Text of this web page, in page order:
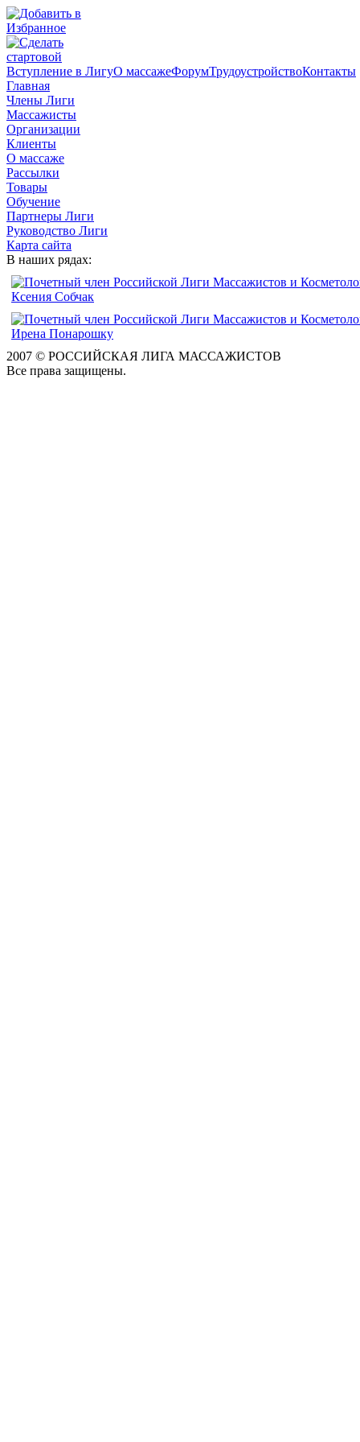
Вступление в ЛигуО массажеФорумТрудоустройствоКонтакты
Главная
Члены Лиги
Массажисты
Организации
Клиенты
О массаже
Рассылки
Товары
Обучение
Партнеры Лиги
Руководство Лиги
Карта сайта
В наших рядах:
2007 © РОССИЙСКАЯ ЛИГА МАССАЖИСТОВ
Все права защищены.